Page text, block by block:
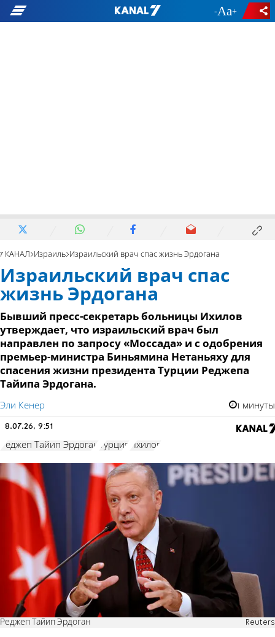
- +
7 КАНАЛ Израиль Израильский врач спас жизнь Эрдогана
Израильский врач спас
жизнь Эрдогана
Бывший пресс-секретарь больницы Ихилов
утверждает, что израильский врач был
направлен по запросу «Моссада» и с одобрения
премьер-министра Биньямина Нетаньяху для
спасения жизни президента Турции Реджепа
Тайипа Эрдогана.
Эли Кенер 1 минуты
8.07.26, 9:51
Реджеп Тайип Эрдоган Турция Ихилов
Реджеп Тайип Эрдоган Reuters